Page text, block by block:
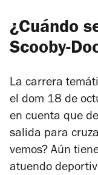
¿Cuándo
Scooby-
La carrera
el dom 18 de
en cuenta que
salida para
vemos? Aún
atuendo